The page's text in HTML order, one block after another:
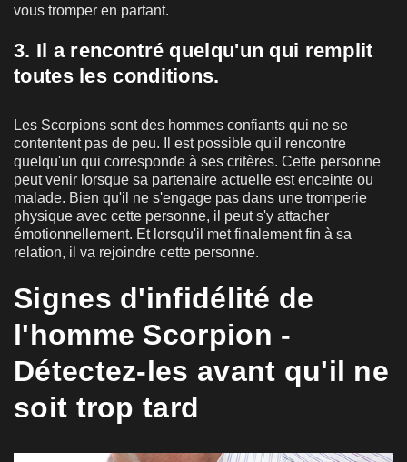
vous tromper en partant.
3. Il a rencontré quelqu'un qui remplit
toutes les conditions.
Les Scorpions sont des hommes confiants qui ne se
contentent pas de peu. Il est possible qu'il rencontre
quelqu'un qui corresponde à ses critères. Cette personne
peut venir lorsque sa partenaire actuelle est enceinte ou
malade. Bien qu'il ne s'engage pas dans une tromperie
physique avec cette personne, il peut s'y attacher
émotionnellement. Et lorsqu'il met finalement fin à sa
relation, il va rejoindre cette personne.
Signes d'infidélité de
l'homme Scorpion -
Détectez-les avant qu'il ne
soit trop tard